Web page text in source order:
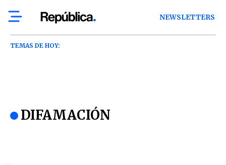
NEWSLETTERS
TEMAS DE HOY:
DIFAMACIÓN